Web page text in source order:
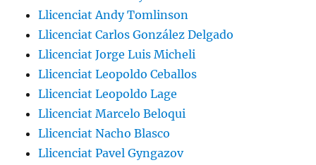
Llicenciat Andy Tomlinson
Llicenciat Carlos González Delgado
Llicenciat Jorge Luis Micheli
Llicenciat Leopoldo Ceballos
Llicenciat Leopoldo Lage
Llicenciat Marcelo Beloqui
Llicenciat Nacho Blasco
Llicenciat Pavel Gyngazov